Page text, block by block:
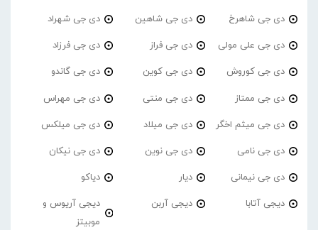
دی جی شاهرخ دی جی شاهین دی جی شهراد
دی جی علی مولی دی جی فراز دی جی فرزاد
دی جی کوروش دی جی کوین دی جی گاندو
دی جی ممتاز دی جی منتی دی جی مهراس
دی جی میثم اخگر دی جی میلاد دی جی میلکس
دی جی نامی دی جی نوین دی جی نیکان
دی جی نیمانی دیار دیاکو
دیجی آتابا دیجی آربن
دیجی آریوس و
موبیتز